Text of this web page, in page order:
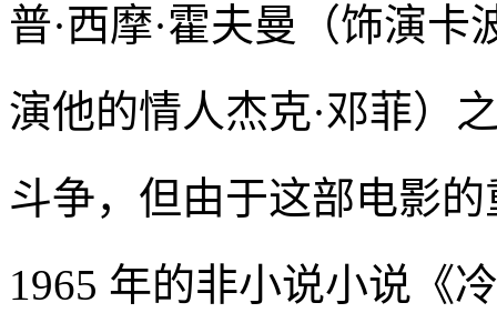
普·西摩·霍夫曼（饰演
演他的情人杰克·邓菲）
斗争，但由于这部电影
1965 年的非小说小说《